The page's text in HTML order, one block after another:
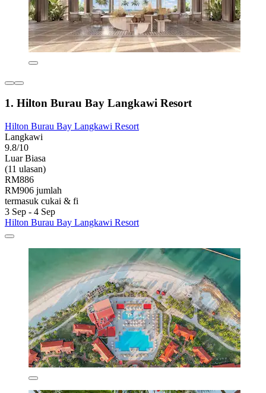
1. Hilton Burau Bay Langkawi Resort
Hilton Burau Bay Langkawi Resort
Langkawi
9.8/10
Luar Biasa
(11 ulasan)
RM886
RM906 jumlah
termasuk cukai & fi
3 Sep - 4 Sep
Hilton Burau Bay Langkawi Resort